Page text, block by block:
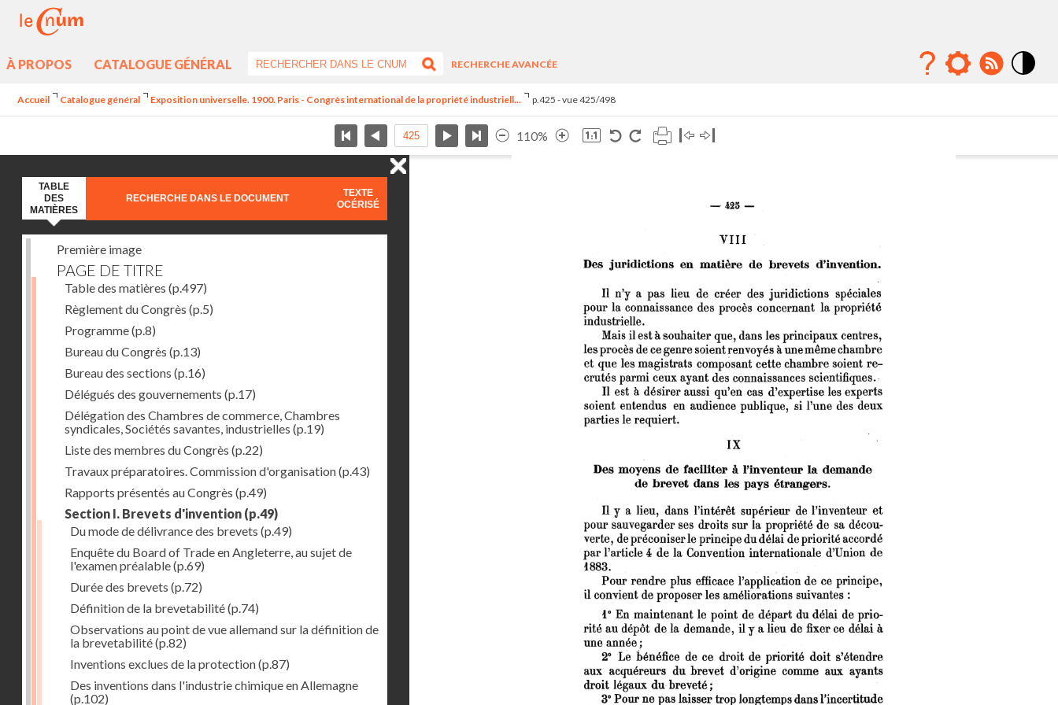
À PROPOS CATALOGUE GÉNÉRAL
RECHERCHE AVANCÉE
Accueil Catalogue général Exposition universelle. 1900. Paris - Congrès international de la propriété industriell... p.425 - vue 425/498
110%
TABLE
DES
MATIÈRES
RECHERCHE DANS LE DOCUMENT
TEXTE
OCÉRISÉ
Première image
PAGE DE TITRE
Table des matières (p.497)
Règlement du Congrès (p.5)
Programme(p.8)
Bureau du Congrès (p.13)
Bureau des sections (p.16)
Délégués des gouvernements (p.17)
Délégation des Chambres de commerce, Chambres
syndicales, Sociétés savantes, industrielles (p.19)
Liste des membres du Congrès (p.22)
Travaux préparatoires. Commission d'organisation(p.43)
Rapports présentés au Congrès (p.49)
Section I. Brevets d'invention (p.49)
Du mode de délivrance des brevets (p.49)
Enquête du Board of Trade en Angleterre, au sujet de
l'examen préalable(p.69)
Durée des brevets (p.72)
Définition de la brevetabilité(p.74)
Observations au point de vue allemand sur la définition de
la brevetabilité(p.82)
Inventions exclues de la protection(p.87)
Des inventions dans l'industrie chimique en Allemagne
(p.102)